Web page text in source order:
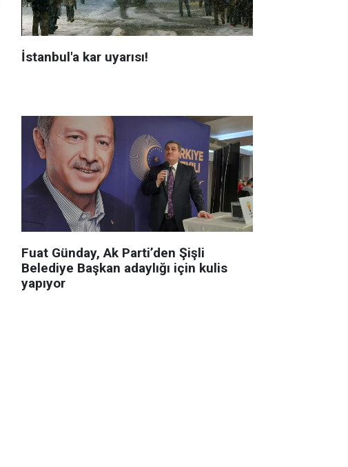
İstanbul'a kar uyarısı!
Fuat Günday, Ak Parti’den Şişli
Belediye Başkan adaylığı için kulis
yapıyor